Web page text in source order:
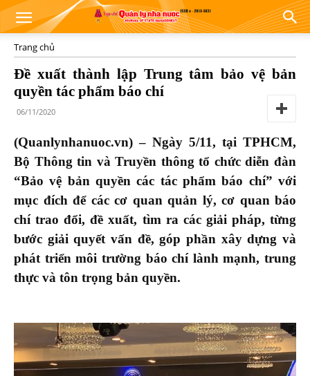
Trang chủ
Đề xuất thành lập Trung tâm bảo vệ bản
quyền tác phẩm báo chí
06/11/2020
(Quanlynhanuoc.vn) – Ngày 5/11, tại TPHCM,
Bộ Thông tin và Truyền thông tổ chức diễn đàn
“Bảo vệ bản quyền các tác phẩm báo chí” với
mục đích để các cơ quan quản lý, cơ quan báo
chí trao đổi, đề xuất, tìm ra các giải pháp, từng
bước giải quyết vấn đề, góp phần xây dựng và
phát triển môi trường báo chí lành mạnh, trung
thực và tôn trọng bản quyền.